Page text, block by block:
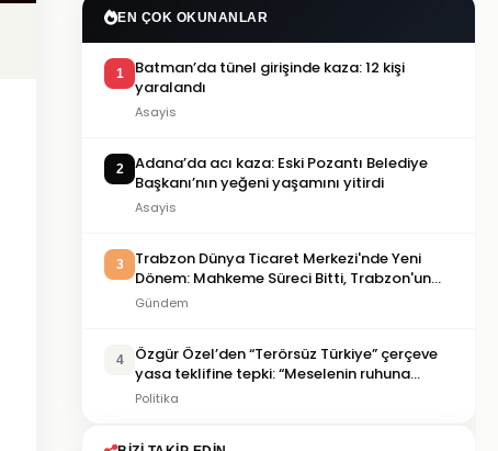
EN ÇOK OKUNANLAR
1
Batman’da tünel girişinde kaza: 12 kişi
yaralandı
Asayis
2
Adana’da acı kaza: Eski Pozantı Belediye
Başkanı’nın yeğeni yaşamını yitirdi
Asayis
3
Trabzon Dünya Ticaret Merkezi'nde Yeni
Dönem: Mahkeme Süreci Bitti, Trabzon'un
Dev Projesi Ne Zaman Tamamlanacak?
Gündem
4
Özgür Özel’den “Terörsüz Türkiye” çerçeve
yasa teklifine tepki: “Meselenin ruhuna
aykırı”
Politika